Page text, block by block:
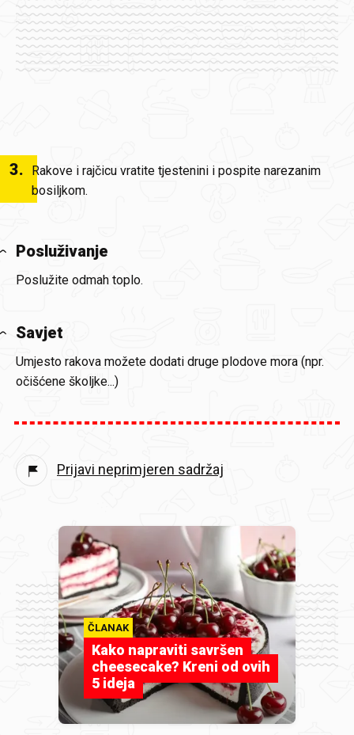
3.
Rakove i rajčicu vratite tjestenini i pospite narezanim
bosiljkom.
Posluživanje
Poslužite odmah toplo.
Savjet
Umjesto rakova možete dodati druge plodove mora (npr.
očišćene školjke...)
Prijavi neprimjeren sadržaj
ČLANAK
Kako napraviti savršen
cheesecake? Kreni od ovih
5 ideja